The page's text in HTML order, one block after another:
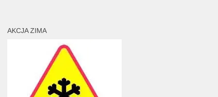
AKCJA ZIMA